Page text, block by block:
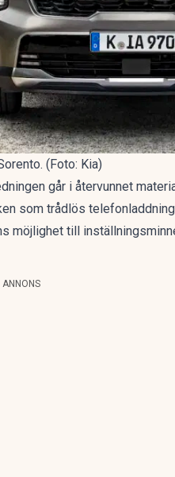
(Foto: Kia)
går i återvunnet
som trådlös
möjlighet till
ANNONS